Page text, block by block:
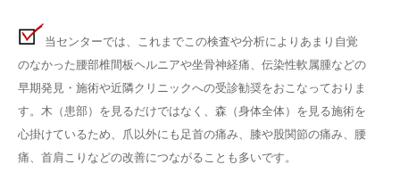
当センターでは、これまでこの検査や分析によりあまり自覚
のなかった腰部椎間板ヘルニアや坐骨神経痛、伝染性軟属腫などの
早期発見・施術や近隣クリニックへの受診勧奨をおこなっておりま
す。木（患部）を見るだけではなく、森（身体全体）を見る施術を
心掛けているため、爪以外にも足首の痛み、膝や股関節の痛み、腰
痛、首肩こりなどの改善につながることも多いです。